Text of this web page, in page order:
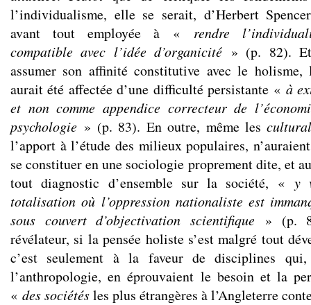
l’individualisme, elle se serait, d’Herbert
avant tout employée à « rendre
compatible avec l’idée d’organicité» (p. 82). Et
assumer son affinité constitutive avec le holisme,
aurait été affectée d’une difficulté persistante « à
et non comme appendice correcteur de
psychologie » (p. 83). En outre, même les
l’apport à l’étude des milieux populaires,
se constituer en une sociologie proprement dite, et
tout diagnostic d’ensemble sur la société, « y
totalisation où l’oppression nationaliste est
sous couvert d’objectivation scientifique» (p.
révélateur, si la pensée holiste s’est malgré tout
c’est seulement à la faveur de disciplines
l’anthropologie, en éprouvaient le besoin et la
« des sociétésles plus étrangères à l’Angleterre